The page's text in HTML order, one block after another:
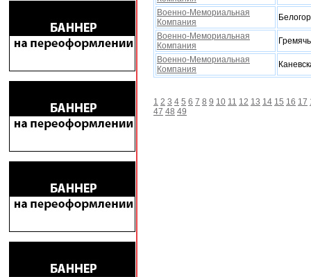
Военно-Мемориальная
Компания
Военно-Мемориальная
Компания
Военно-Мемориальная
Компания
1 2 3 4 5 6 7 8 9 10 11 12 13 14 15 16 17
47 48 49